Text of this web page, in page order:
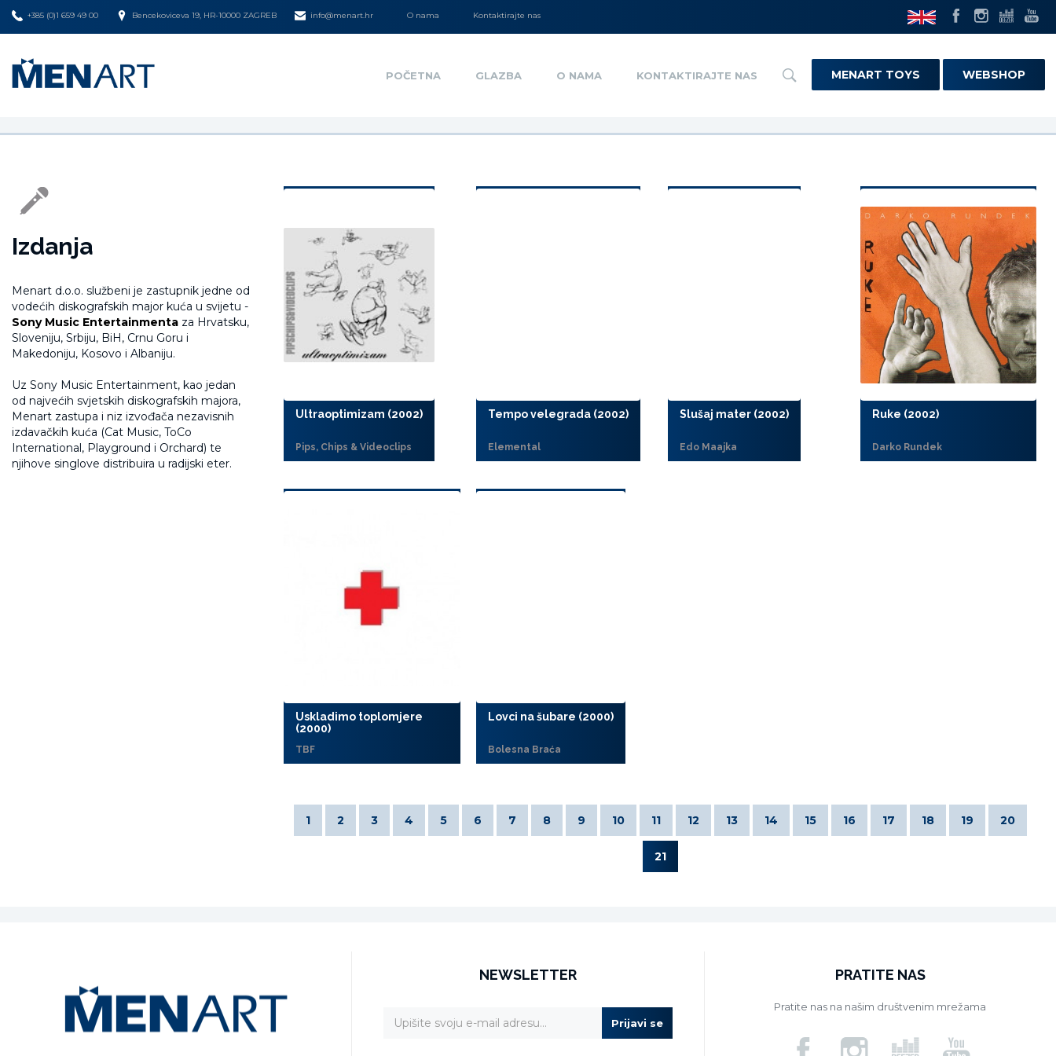
+385 (0)1 659 49 00 Bencekoviceva 19, HR-10000 ZAGREB info@menart.hr O nama Kontaktirajte nas
POČETNA GLAZBA O NAMA KONTAKTIRAJTE NAS MENART TOYS WEBSHOP
Izdanja
Menart d.o.o. službeni je zastupnik jedne od
vodećih diskografskih major kuća u svijetu -
Sony Music Entertainmenta za Hrvatsku,
Sloveniju, Srbiju, BiH, Crnu Goru i
Makedoniju, Kosovo i Albaniju.
Uz Sony Music Entertainment, kao jedan
od najvećih svjetskih diskografskih majora,
Menart zastupa i niz izvođača nezavisnih
izdavačkih kuća (Cat Music, ToCo
International, Playground i Orchard) te
njihove singlove distribuira u radijski eter.
Ultraoptimizam (2002)
Pips, Chips & Videoclips
Tempo velegrada (2002)
Elemental
Slušaj mater (2002)
Edo Maajka
Ruke (2002)
Darko Rundek
Uskladimo toplomjere
(2000)
TBF
Lovci na šubare (2000)
Bolesna Braća
1 2 3 4 5 6 7 8 9 10 11 12 13 14 15 16 17 18 19 20
21
NEWSLETTER
Prijavi se
PRATITE NAS
Pratite nas na našim društvenim mrežama